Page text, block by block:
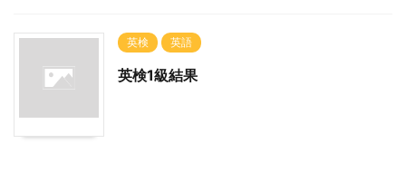
英検 英語
英検1級結果